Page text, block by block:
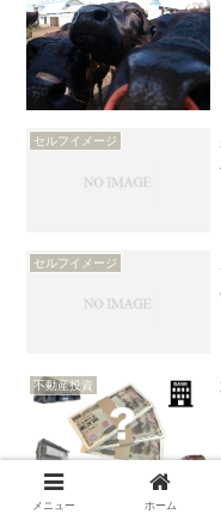
セルフイメージ
セルフイメージ
不動産投資
メニュー ホーム